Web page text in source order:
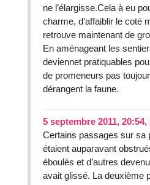
ne l’élargisse.Cela à eu
charme, d’affaiblir le coté
retrouve maintenant de
En aménageant les
deviennet pratiquables
de promeneurs pas
dérangent la faune.
5 septembre 2011, 20:54,
Certains passages sur sa
étaient auparavant
éboulés et d’autres
avait glissé. La deuxième